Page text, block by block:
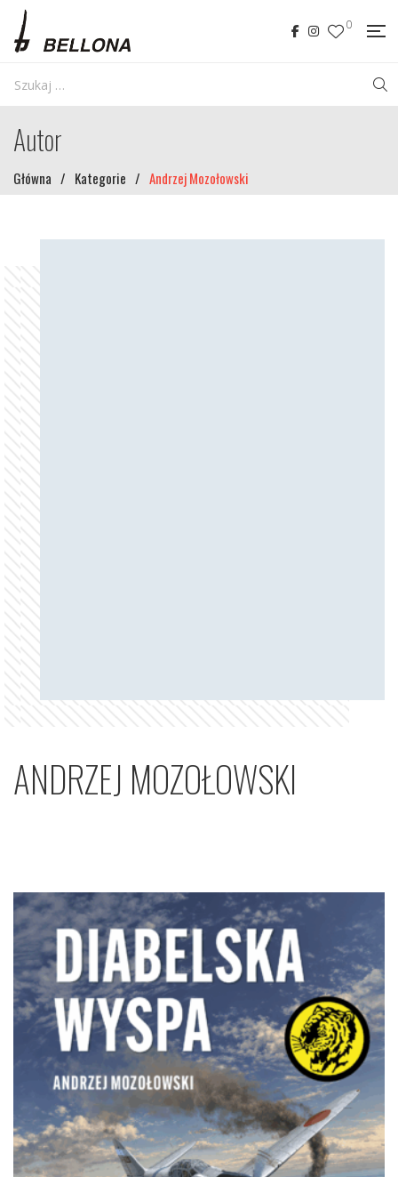
0
Autor
Główna / Kategorie / Andrzej Mozołowski
ANDRZEJ MOZOŁOWSKI